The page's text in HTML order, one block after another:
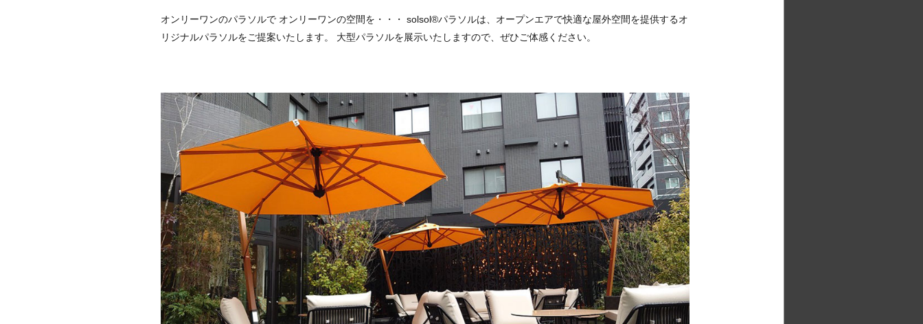
オンリーワンのパラソルで オンリーワンの空間を・・・ solsol®パラソルは、オープンエアで快適な屋外空間を提供するオ
リジナルパラソルをご提案いたします。 大型パラソルを展示いたしますので、ぜひご体感ください。